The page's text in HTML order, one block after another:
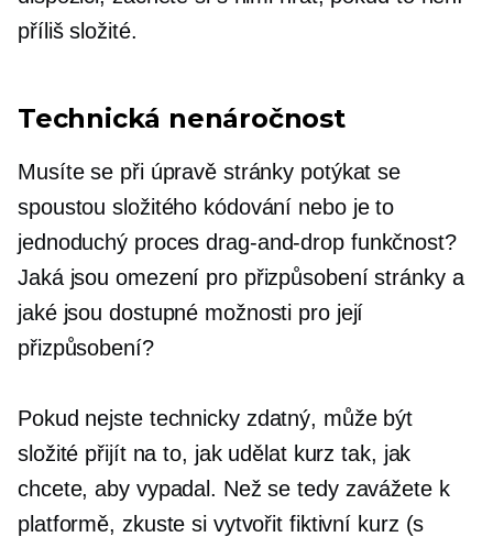
příliš složité.
Technická nenáročnost
Musíte se při úpravě stránky potýkat se
spoustou složitého kódování nebo je to
jednoduchý procesdrag-and-dropfunkčnost?
Jaká jsou omezení pro přizpůsobení stránky a
jaké jsou dostupné možnosti pro její
přizpůsobení?
Pokud nejste technicky zdatný, může být
složité přijít na to, jak udělat kurz tak, jak
chcete, aby vypadal. Než se tedy zavážete k
platformě, zkuste si vytvořit fiktivní kurz (s